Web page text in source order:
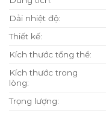
Dải nhiệt độ:
Thiết kế:
Kích thước tổng thể:
Kích thước trong
lòng:
Trọng lượng: